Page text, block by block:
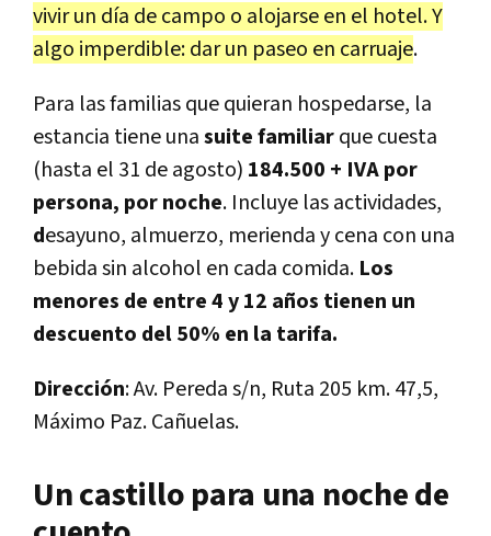
vivir un día de campo o alojarse en el hotel. Y
algo imperdible: dar un paseo en carruaje.
Para las familias que quieran hospedarse, la
estancia tiene unasuite familiarque cuesta
(hasta el 31 de agosto) 184.500 + IVA por
persona, por noche. Incluye las actividades,
desayuno, almuerzo, merienda y cena con una
bebida sin alcohol en cada comida. Los
menores de entre 4 y 12 años tienen un
descuento del 50% en la tarifa.
Dirección: Av. Pereda s/n, Ruta 205 km. 47,5,
Máximo Paz. Cañuelas.
Un castillo para una noche de